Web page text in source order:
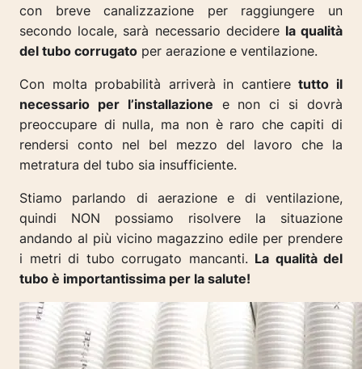
con breve canalizzazione per raggiungere un
secondo locale, sarà necessario decidere la qualità
del tubo corrugato per aerazione e ventilazione.
Con molta probabilità arriverà in cantieretutto il
necessario per l’installazione e non ci si dovrà
preoccupare di nulla, ma non è raro che capiti di
rendersi conto nel bel mezzo del lavoro che la
metratura del tubo sia insufficiente.
Stiamo parlando di aerazione e di ventilazione,
quindi NON possiamo risolvere la situazione
andando al più vicino magazzino edile per prendere
i metri di tubo corrugato mancanti. La qualità del
tubo è importantissima per la salute!